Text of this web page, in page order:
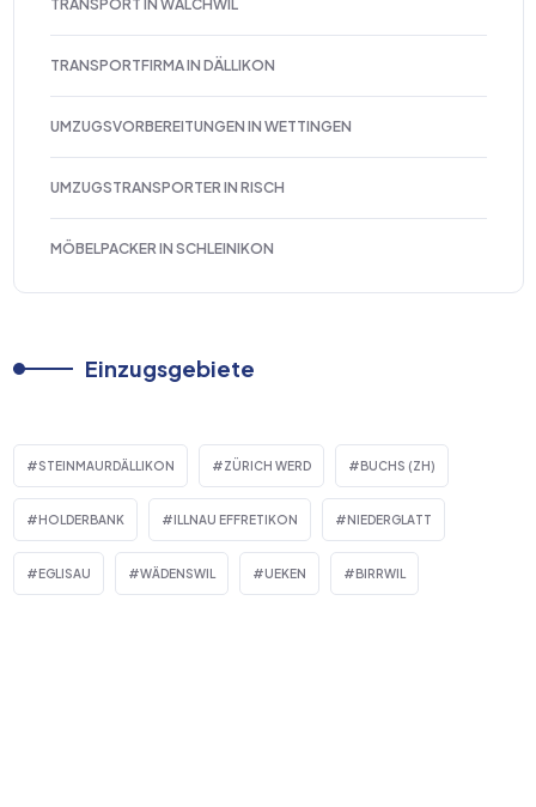
TRANSPORT IN WALCHWIL
TRANSPORTFIRMA IN DÄLLIKON
UMZUGSVORBEREITUNGEN IN WETTINGEN
UMZUGSTRANSPORTER IN RISCH
MÖBELPACKER IN SCHLEINIKON
Einzugsgebiete
STEINMAURDÄLLIKON ZÜRICH WERD BUCHS (ZH)
HOLDERBANK ILLNAU EFFRETIKON NIEDERGLATT
EGLISAU WÄDENSWIL UEKEN BIRRWIL